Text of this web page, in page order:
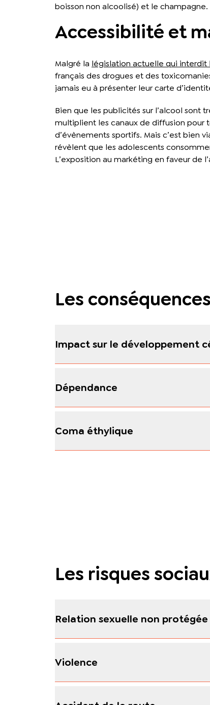
boisson non alcoolisé) et le champagne.
Accessibilité et
Malgré la législation actuelle qui interdit
français des drogues et des
jamais eu à présenter leur carte
Bien que les publicités sur l’alcool sont
multiplient les canaux de diffusion pour
d’évènements sportifs. Mais c’est bien
révèlent que les adolescents
L’exposition au markéting en faveur de
Les
Impact sur le développement
Dépendance
Coma éthylique
Les risques
Relation sexuelle non protégée
Violence